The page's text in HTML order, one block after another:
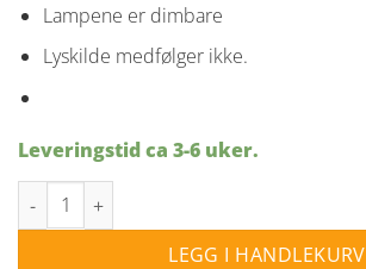
Lampene er dimbare
Lyskilde medfølger ikke.
Leveringstid ca 3-6 uker.
Hadeland Crystal Stone Thule 5stk antall
LEGG I HANDLEKURV